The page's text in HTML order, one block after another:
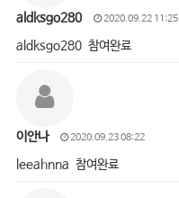
aldksgo280 2020.09.22 11:25
aldksgo280 참여완료
이안나 2020.09.23 08:22
leeahnna 참여완료